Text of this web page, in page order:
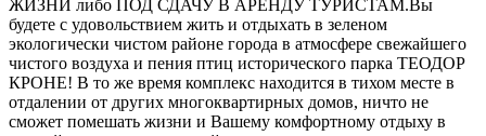
ЖИЗНИ либо ПОД СДАЧУ В АРЕНДУ ТУРИСТАМ.Вы
будете с удовольствием жить и отдыхать в зеленом
экологически чистом районе города в атмосфере свежайшего
чистого воздуха и пения птиц исторического парка ТЕОДОР
КРОНЕ! В то же время комплекс находится в тихом месте в
отдалении от других многоквартирных домов, ничто не
сможет помешать жизни и Вашему комфортному отдыху в